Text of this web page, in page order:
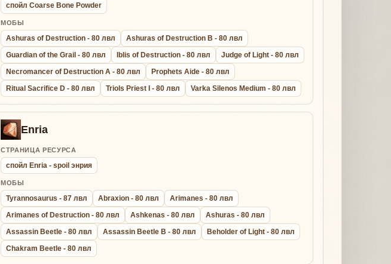
спойл Coarse Bone Powder
МОБЫ
Ashuras of Destruction - 80 лвл
Ashuras of Destruction B - 80 лвл
Guardian of the Grail - 80 лвл
Iblis of Destruction - 80 лвл
Judge of Light - 80 лвл
Necromancer of Destruction A - 80 лвл
Prophets Aide - 80 лвл
Ritual Sacrifice D - 80 лвл
Triols Priest I - 80 лвл Varka Silenos Medium - 80 лвл
Enria
СТРАНИЦА РЕСУРСА
спойл Enria - spoil энрия
МОБЫ
Tyrannosaurus - 87 лвл Abraxion - 80 лвл
Arimanes - 80 лвл
Arimanes of Destruction - 80 лвл
Ashkenas - 80 лвл
Ashuras - 80 лвл
Assassin Beetle - 80 лвл
Assassin Beetle B - 80 лвл
Beholder of Light - 80 лвл
Chakram Beetle - 80 лвл